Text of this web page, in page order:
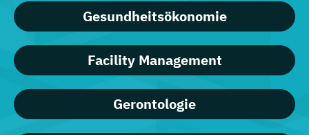
Gesundheitsökonomie
Facility Management
Gerontologie